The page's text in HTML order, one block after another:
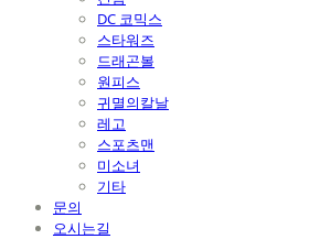
DC 코믹스
스타워즈
드래곤볼
원피스
귀멸의칼날
레고
스포츠맨
미소녀
기타
문의
오시는길